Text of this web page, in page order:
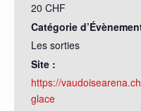
20 CHF
Catégorie
Les sorties
Site :
https://
glace